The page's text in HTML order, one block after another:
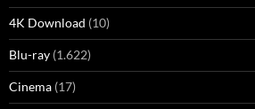
4K Download (10)
Blu-ray (1.622)
Cinema (17)